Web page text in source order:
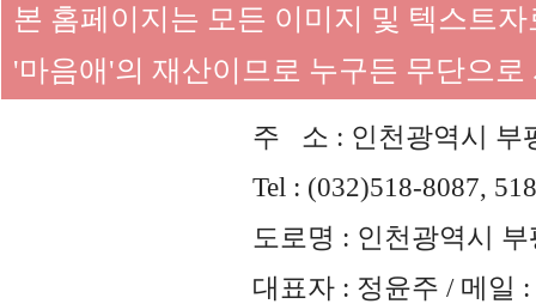
본 홈페이지는 모든 이미지 및 텍스트
'마음애'의 재산이므로 누구든 무단으
주 소 : 인천광역시 부
Tel : (032)518-8087,
도로명 : 인천광역시
대표자 : 정윤주 / 메일 :